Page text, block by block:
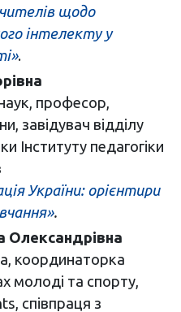
щодо
інтелекту у
.
професор,
завідувач відділу
Інституту педагогіки
України: орієнтири
.
координаторка
молоді та спорту,
співпраця з